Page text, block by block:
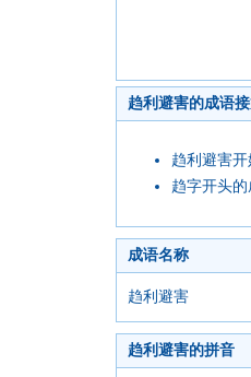
趋利避害的成语
趋利避害
趋字开头
成语名称
趋利避害
趋利避害的拼音